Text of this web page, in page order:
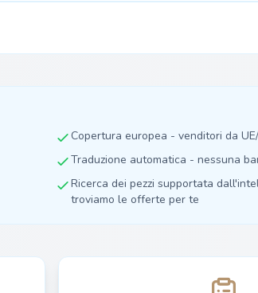
Copertura europea - venditori da
Traduzione automatica - nessuna
Ricerca dei pezzi supportata
troviamo le offerte per te